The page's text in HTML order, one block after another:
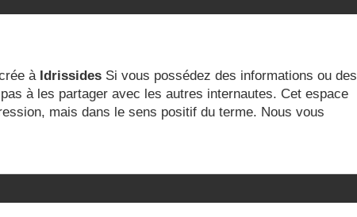
à Idrissides Si vous possédez des informations ou des
à les partager avec les autres internautes. Cet espace
mais dans le sens positif du terme. Nous vous